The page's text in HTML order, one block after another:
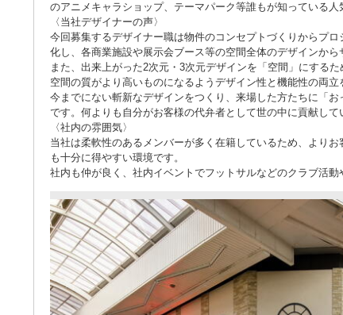
のアニメキャラショップ、テーマパーク等誰もが知っている人
〈当社デザイナーの声〉
今回募集するデザイナー職は物件のコンセプトづくりからプ
化し、各商業施設や展示会ブース等の空間全体のデザインから
また、出来上がった2次元・3次元デザインを「空間」にする
空間の質がより高いものになるようデザイン性と機能性の両立
今までにない斬新なデザインをつくり、来場した方たちに「
です。何よりも自分がお客様の代弁者として世の中に貢献し
〈社内の雰囲気〉
当社は柔軟性のあるメンバーが多く在籍しているため、より
も十分に得やすい環境です。
社内も仲が良く、社内イベントでフットサルなどのクラブ活